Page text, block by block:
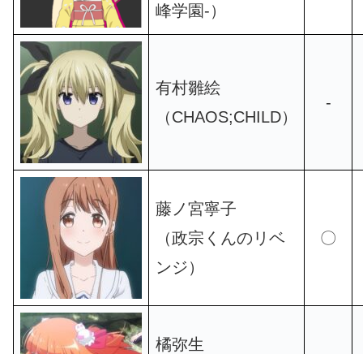
峰学園-）
有村雛絵
（CHAOS;CHILD）
-
藤ノ宮寧子
（政宗くんのリベ
ンジ）
〇
橘弥生